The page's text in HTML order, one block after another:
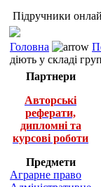
Підручники
Головна
діють у складі
Партнери
Авторські
реферати,
дипломні та
курсові роботи
Предмети
Аграрне право